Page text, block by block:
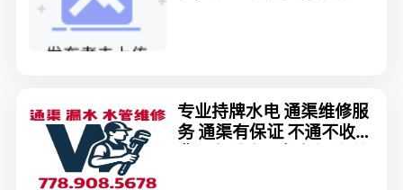
专业持牌水电 通渠维修服
务 通渠有保证 不通不收